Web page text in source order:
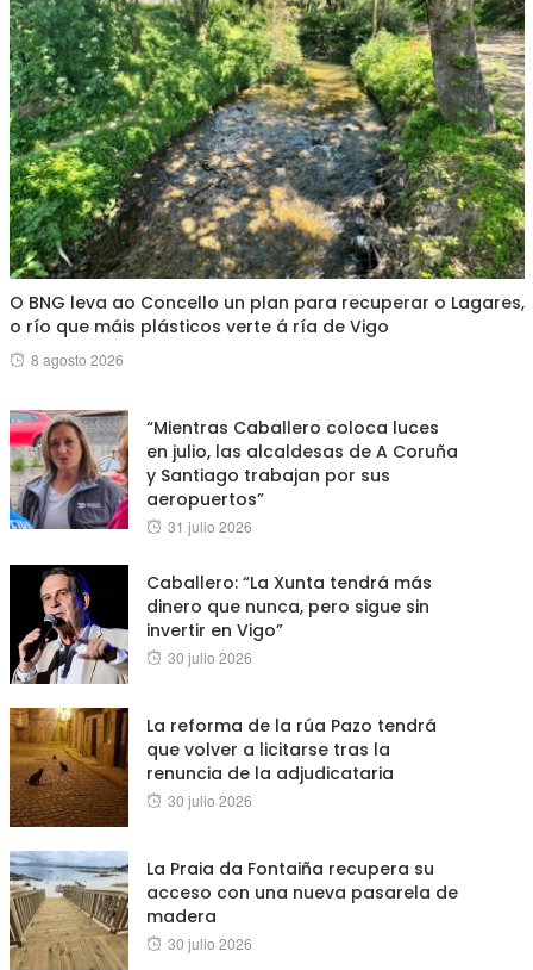
O BNG leva ao Concello un plan para recuperar o Lagares,
o río que máis plásticos verte á ría de Vigo
Posted
8 agosto 2026
“Mientras Caballero coloca luces
en julio, las alcaldesas de A Coruña
y Santiago trabajan por sus
aeropuertos”
Posted
31 julio 2026
Caballero: “La Xunta tendrá más
dinero que nunca, pero sigue sin
invertir en Vigo”
Posted
30 julio 2026
La reforma de la rúa Pazo tendrá
que volver a licitarse tras la
renuncia de la adjudicataria
Posted
30 julio 2026
La Praia da Fontaiña recupera su
acceso con una nueva pasarela de
madera
Posted
30 julio 2026